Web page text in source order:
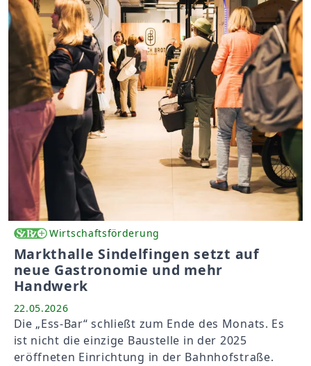
Wirtschaftsförderung
Markthalle Sindelfingen setzt auf
neue Gastronomie und mehr
Handwerk
22.05.2026
Die „Ess-Bar“ schließt zum Ende des Monats. Es
ist nicht die einzige Baustelle in der 2025
eröffneten Einrichtung in der Bahnhofstraße.